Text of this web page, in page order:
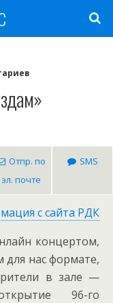
Отпр. по
эл. почте
SMS
с сайта РДК
концертом,
нас формате,
в зале —
96-го